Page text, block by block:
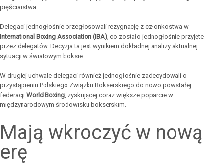
pięściarstwa.
Delegaci jednogłośnie przegłosowali rezygnację z członkostwa w
International Boxing Association (IBA) , co zostało jednogłośnie przyjęte
przez delegatów. Decyzja ta jest wynikiem dokładnej analizy aktualnej
sytuacji w światowym boksie.
W drugiej uchwale delegaci również jednogłośnie zadecydowali o
przystąpieniu Polskiego Związku Bokserskiego do nowo powstałej
federacji World Boxing , zyskującej coraz większe poparcie w
międzynarodowym środowisku bokserskim.
Mają wkroczyć w nową
erę